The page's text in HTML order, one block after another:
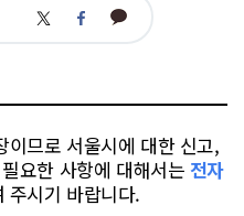
트 페 카
이므로 서울시에 대한 신고,
요한 사항에 대해서는 전자
주시기 바랍니다.